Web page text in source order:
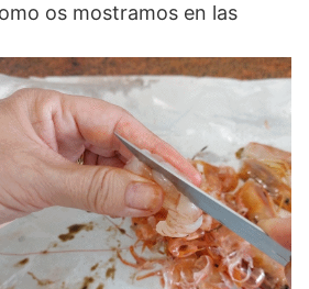
os mostramos en las